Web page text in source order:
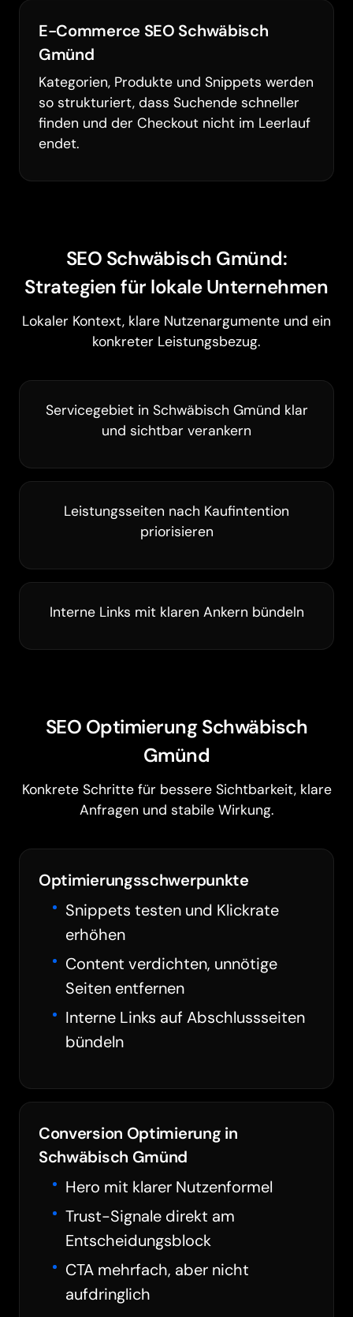
E-Commerce SEO Schwäbisch
Gmünd
Kategorien, Produkte und Snippets werden
so strukturiert, dass Suchende schneller
finden und der Checkout nicht im Leerlauf
endet.
SEO Schwäbisch Gmünd:
Strategien für lokale Unternehmen
Lokaler Kontext, klare Nutzenargumente und ein
konkreter Leistungsbezug.
Servicegebiet in Schwäbisch Gmünd klar
und sichtbar verankern
Leistungsseiten nach Kaufintention
priorisieren
Interne Links mit klaren Ankern bündeln
SEO Optimierung Schwäbisch
Gmünd
Konkrete Schritte für bessere Sichtbarkeit, klare
Anfragen und stabile Wirkung.
Optimierungsschwerpunkte
Snippets testen und Klickrate
erhöhen
Content verdichten, unnötige
Seiten entfernen
Interne Links auf Abschlussseiten
bündeln
Conversion Optimierung in
Schwäbisch Gmünd
Hero mit klarer Nutzenformel
Trust-Signale direkt am
Entscheidungsblock
CTA mehrfach, aber nicht
aufdringlich